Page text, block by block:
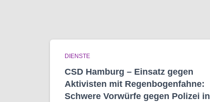
DIENSTE
CSD Hamburg – Einsatz gegen
Aktivisten mit Regenbogen­fahne:
Schwere Vorwürfe gegen Polizei in